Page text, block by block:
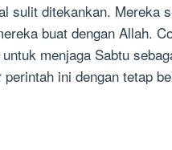
sulit ditekankan. Mereka
buat dengan Allah.
menjaga Sabtu
ini dengan tetap